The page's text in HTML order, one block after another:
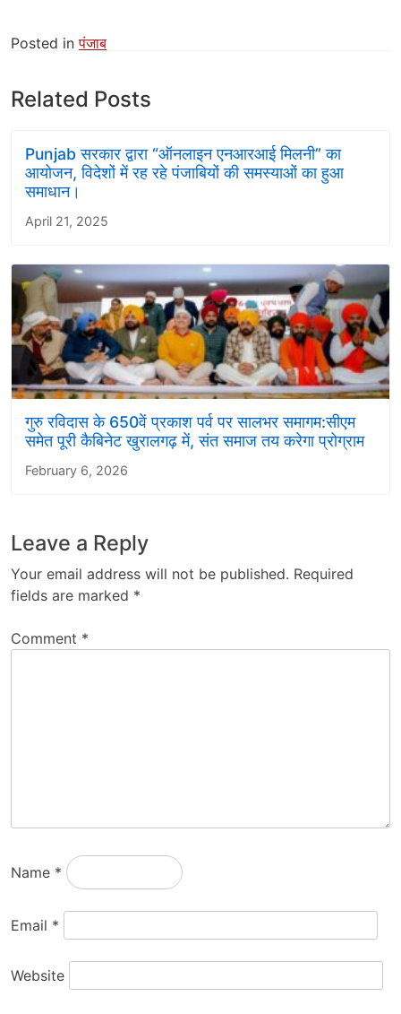
Posted inपंजाब
Related Posts
Punjab सरकार द्वारा “ऑनलाइन एनआरआई मिलनी” का
आयोजन, विदेशों में रह रहे पंजाबियों की समस्याओं का हुआ
समाधान।
April 21, 2025
गुरु रविदास के 650वें प्रकाश पर्व पर सालभर समागम:सीएम
समेत पूरी कैबिनेट खुरालगढ़ में, संत समाज तय करेगा प्रोग्राम
February 6, 2026
Leave a Reply
Your email address will not be published. Required
fields are marked *
Comment *
Name *
Email *
Website